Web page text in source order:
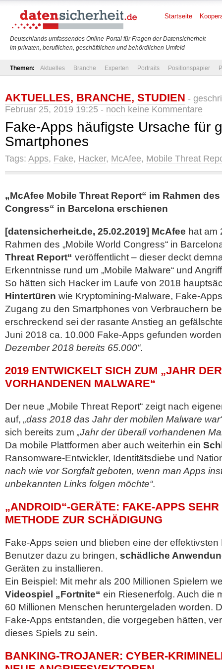
Deutschlands umfassendes Online-Portal für Fragen der Datensicherheit
im privaten, beruflichen, geschäftlichen und behördlichen Umfeld
Startseite
Themen: Aktuelles Branche Experten Portraits Positionspapier
AKTUELLES, BRANCHE, STUDIEN -
Februar 25, 2019 19:25 - noch keine Kommentare
Fake-Apps häufigste Ursache für
Smartphones
Tags: Apps, Fake, Hacker, McAfee, Mobile Threat
„McAfee Mobile Threat Report“ im Rahmen
Congress“ in Barcelona erschienen
[datensicherheit.de, 25.02.2019] McAfee hat am
Rahmen des „Mobile World Congress“ in
Threat Report“ veröffentlicht – dieser deckt
Erkenntnisse rund um „Mobile Malware“ und
So hätten sich Hacker im Laufe von 2018
Hintertüren wie Kryptomining-Malware, Fake-
Zugang zu den Smartphones von Verbrauchern
erschreckend sei der rasante Anstieg an
Juni 2018 ca. 10.000 Fake-Apps gefunden
Dezember 2018 bereits 65.000“.
2019 ENTWICKELT SICH ZUM „JAHR
VORHANDENEN MALWARE“
Der neue „Mobile Threat Report“ zeigt nach
auf, „dass 2018 das Jahr der mobilen Malware
sich bereits zum „Jahr der überall vorhandenen
Da mobile Plattformen aber auch weiterhin ein
Ransomware-Entwickler, Identitätsdiebe und
nach wie vor Sorgfalt geboten, wenn man Apps
unbekannten Links folgen möchte“.
„ANDROID“-GERÄTE: FAKE-APPS
METHODE ZUR SCHÄDIGUNG
Fake-Apps seien und blieben eine der effektivsten
Benutzer dazu zu bringen, schädliche
Geräten zu installieren.
Ein Beispiel: Mit mehr als 200 Millionen Spielern
Videospiel „Fortnite“ ein Riesenerfolg. Auch die
60 Millionen Menschen heruntergeladen worden.
Fake-Apps entstanden, die vorgegeben hätten,
dieses Spiels zu sein.
BANKING-TROJANER: CYBER-